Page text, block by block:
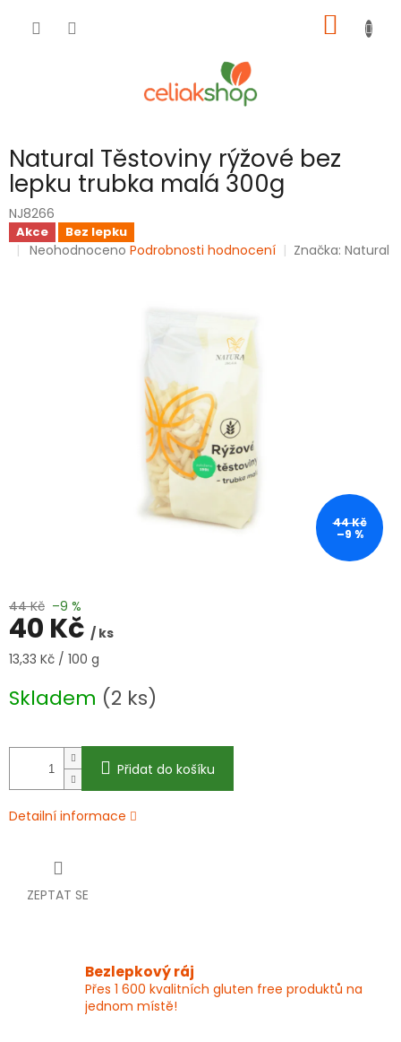
KOŠÍK
Natural Těstoviny rýžové bez
lepku trubka malá 300g
NJ8266
Akce Bez lepku
Průměrné
Neohodnoceno Podrobnosti hodnocení Značka: Natural
44 Kč
–9 %
44 Kč –9 %
40 Kč / ks
Měrná
13,33 Kč / 100 g
Skladem (2 ks)
Přidat do košíku
Detailní informace
ZEPTAT SE
Bezlepkový ráj
Přes 1 600 kvalitních gluten free produktů na
jednom místě!